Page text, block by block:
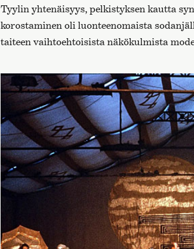
Tyylin yhtenäisyys, pelkistyksen kautta
korostaminen oli luonteenomaista
taiteen vaihtoehtoisista näkökulmista